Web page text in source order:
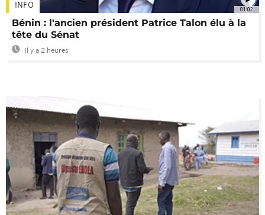
01:02
INFO
Bénin : l'ancien président Patrice Talon élu à la
tête du Sénat
Il y a 2 heures